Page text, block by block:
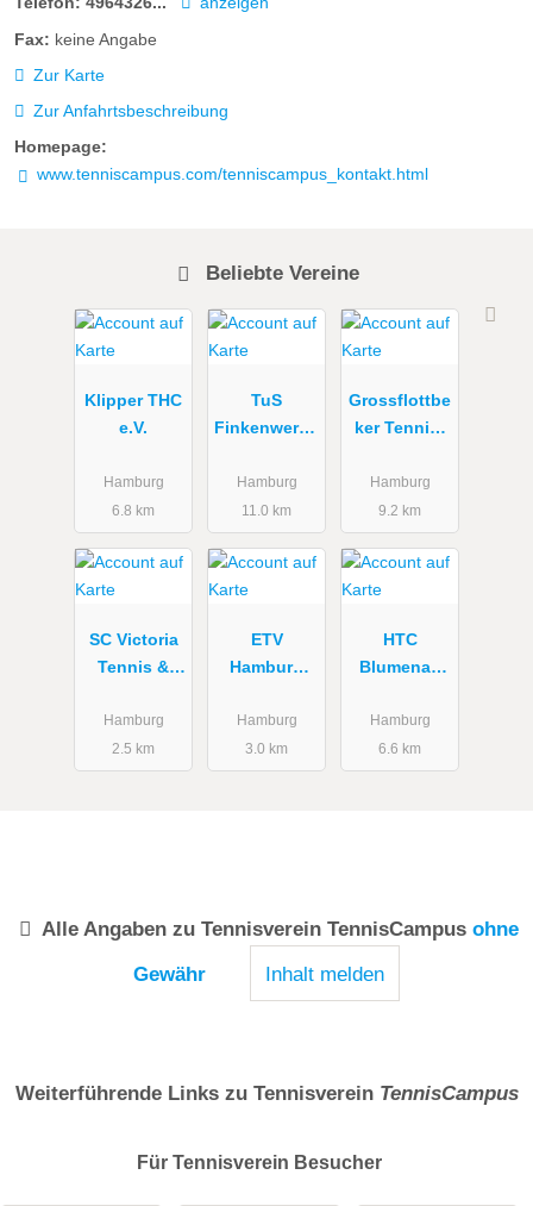
Fax: keine Angabe
Zur Karte
Zur Anfahrtsbeschreibung
Homepage:
www.tenniscampus.com/tenniscampus_kontakt.html
Beliebte Vereine
Klipper THC
e.V.
Hamburg
6.8 km
TuS
Finkenwerde
Abteilung
Tennis
Hamburg
11.0 km
Grossflottbe
ker Tennis-
Golf-Club
e.V.
Hamburg
9.2 km
SC Victoria
Tennis &
Hamburg
2.5 km
ETV
Hamburg
Hamburg
3.0 km
HTC
Blumenau
Padel
Hamburg
6.6 km
Alle Angaben zuTennisverein TennisCampus ohne
Gewähr
Inhalt melden
Weiterführende Links zu Tennisverein TennisCampus
Für Tennisverein Besucher